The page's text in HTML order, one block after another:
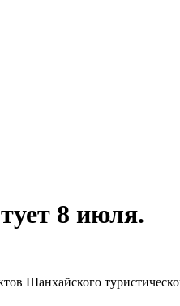
8 июля.
Шанхайского